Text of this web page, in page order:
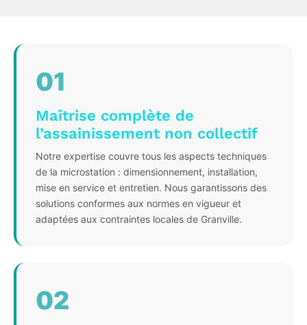
01
Maîtrise complète de
l’assainissement non collectif
Notre expertise couvre tous les aspects techniques
de la microstation : dimensionnement, installation,
mise en service et entretien. Nous garantissons des
solutions conformes aux normes en vigueur et
adaptées aux contraintes locales de Granville.
02